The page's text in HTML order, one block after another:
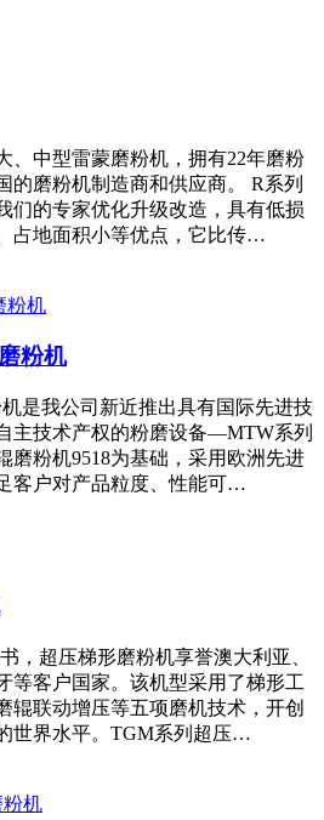
、中型雷蒙磨粉机，拥有22年磨粉
的磨粉机制造商和供应商。 R系列
们的专家优化升级改造，具有低损
占地面积小等优点，它比传…
粉机
是我公司新近推出具有国际先进技
主技术产权的粉磨设备—MTW系列
磨粉机9518为基础，采用欧洲先进
客户对产品粒度、性能可…
，超压梯形磨粉机享誉澳大利亚、
等客户国家。该机型采用了梯形工
辊联动增压等五项磨机技术，开创
世界水平。TGM系列超压…